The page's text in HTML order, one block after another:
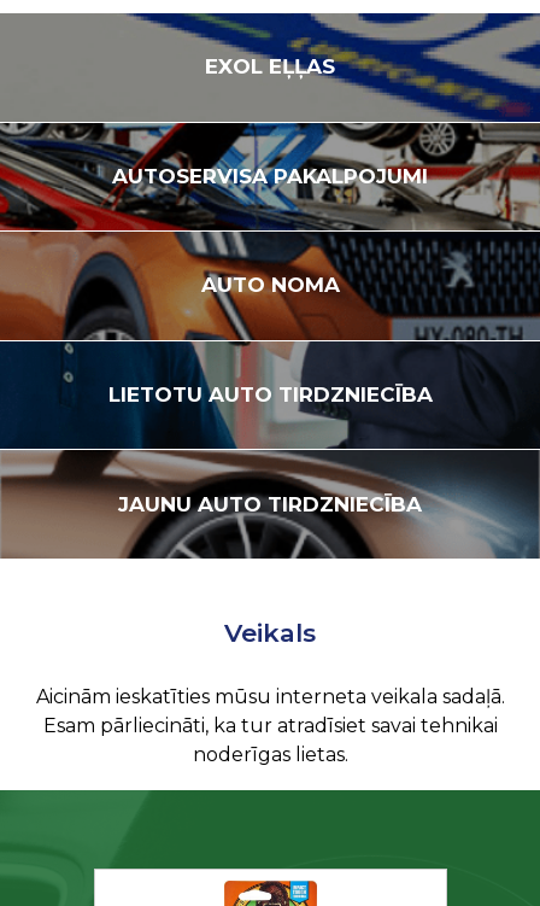
EXOLEĻĻAS
AUTOSERVISAPAKALPOJUMI
AUTONOMA
LIETOTUAUTO TIRDZNIECĪBA
JAUNUAUTO TIRDZNIECĪBA
Veikals
Aicinām ieskatīties mūsu interneta veikala sadaļā.
Esam pārliecināti, ka tur atradīsiet savai tehnikai
noderīgas lietas.